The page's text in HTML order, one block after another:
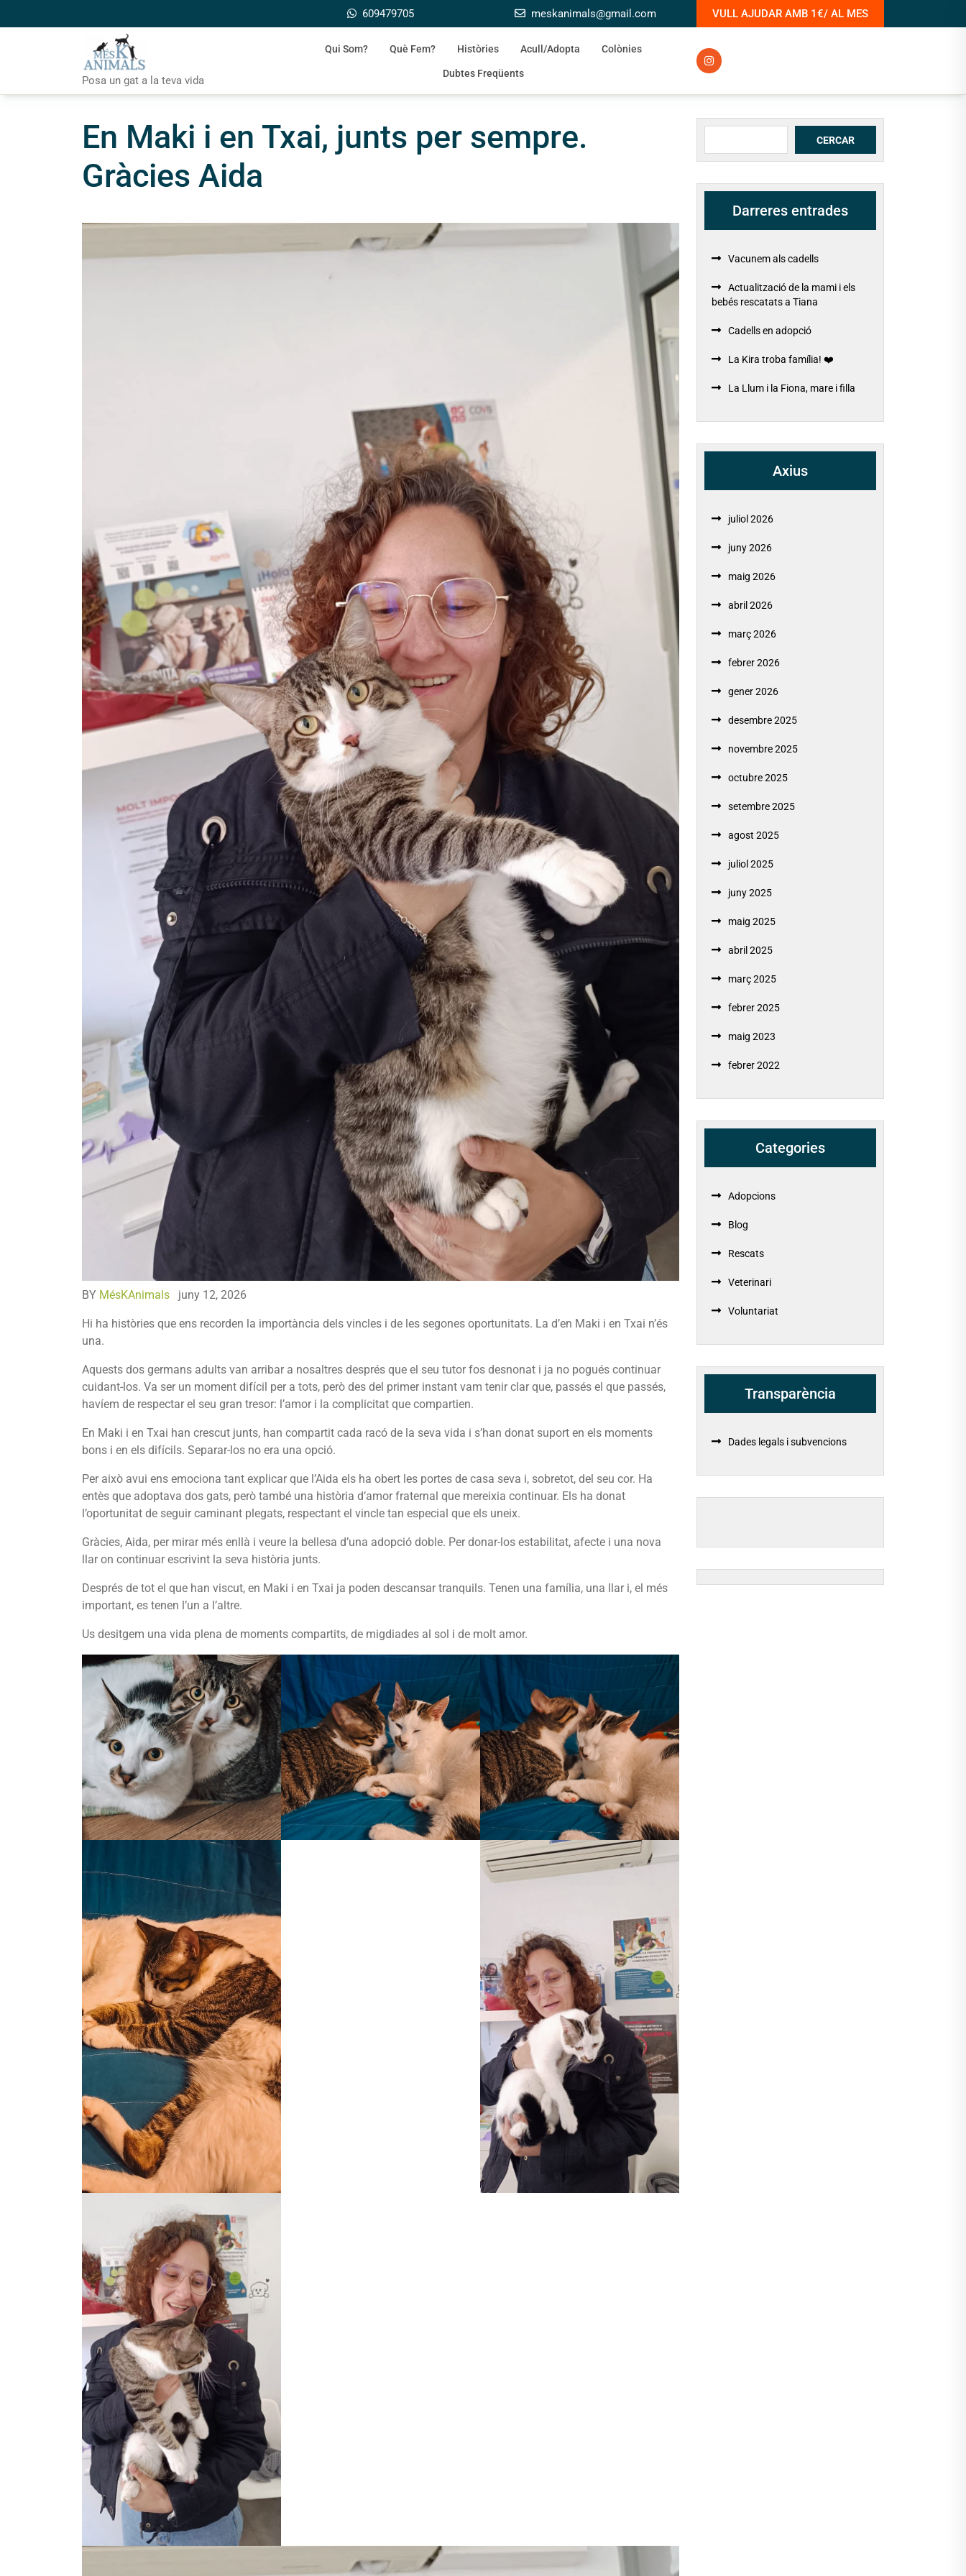
to
609479705 meskanimals@gmail.com VULL AJUDAR AMB 1€/ AL MES
Posa un gat a la teva vida
Qui Som? Què Fem? Històries Acull/Adopta Colònies
Dubtes Freqüents
En Maki i en Txai, junts per sempre.
Gràcies Aida
BY MésKAnimals juny 12, 2026
Hi ha històries que ens recorden la importància dels vincles i de les segones oportunitats. La d’en Maki i en Txai n’és
una.
Aquests dos germans adults van arribar a nosaltres després que el seu tutor fos desnonat i ja no pogués continuar
cuidant-los. Va ser un moment difícil per a tots, però des del primer instant vam tenir clar que, passés el que passés,
havíem de respectar el seu gran tresor: l’amor i la complicitat que compartien.
En Maki i en Txai han crescut junts, han compartit cada racó de la seva vida i s’han donat suport en els moments
bons i en els difícils. Separar-los no era una opció.
Per això avui ens emociona tant explicar que l’Aida els ha obert les portes de casa seva i, sobretot, del seu cor. Ha
entès que adoptava dos gats, però també una història d’amor fraternal que mereixia continuar. Els ha donat
l’oportunitat de seguir caminant plegats, respectant el vincle tan especial que els uneix.
Gràcies, Aida, per mirar més enllà i veure la bellesa d’una adopció doble. Per donar-los estabilitat, afecte i una nova
llar on continuar escrivint la seva història junts.
Després de tot el que han viscut, en Maki i en Txai ja poden descansar tranquils. Tenen una família, una llar i, el més
important, es tenen l’un a l’altre.
Us desitgem una vida plena de moments compartits, de migdiades al sol i de molt amor.
Cerca CERCAR
Darreres entrades
Vacunem als cadells
Actualització de la mami i els
bebés rescatats a Tiana
Cadells en adopció
La Kira troba família! ❤️
La Llum i la Fiona, mare i filla
Axius
juliol 2026
juny 2026
maig 2026
abril 2026
març 2026
febrer 2026
gener 2026
desembre 2025
novembre 2025
octubre 2025
setembre 2025
agost 2025
juliol 2025
juny 2025
maig 2025
abril 2025
març 2025
febrer 2025
maig 2023
febrer 2022
Categories
Adopcions
Blog
Rescats
Veterinari
Voluntariat
Transparència
Dades legals i subvencions